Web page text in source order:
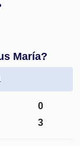
María?
0
3